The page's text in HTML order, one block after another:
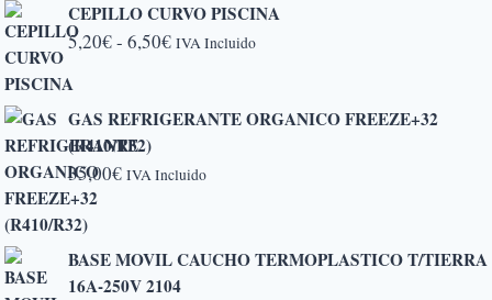
CEPILLO CURVO PISCINA
5,20€- 6,50€Rango
desde
hasta
IVA Incluido
GAS REFRIGERANTE ORGANICO FREEZE+32
(R410/R32)
35,00€ IVA Incluido
BASE MOVIL CAUCHO TERMOPLASTICO T/TIERRA
16A-250V 2104